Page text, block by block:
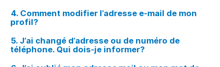
4. Comment modifier l’adresse e-mail de mon
profil?
5. J’ai changé d’adresse ou de numéro de
téléphone. Qui dois-je informer?